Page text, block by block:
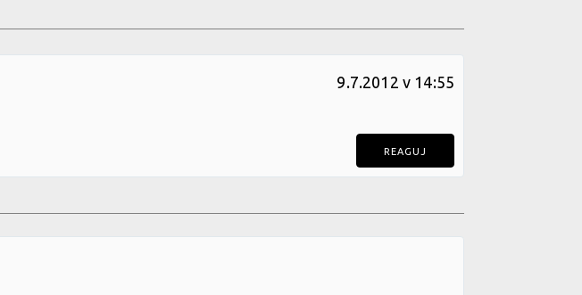
9.7.2012 v 14:55
REAGUJ